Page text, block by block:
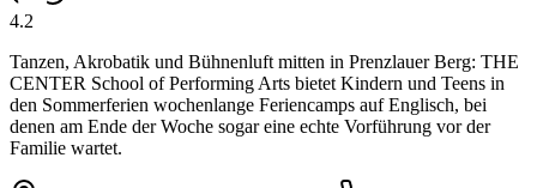
4.2
Tanzen, Akrobatik und Bühnenluft mitten in Prenzlauer Berg: THE
CENTER School of Performing Arts bietet Kindern und Teens in
den Sommerferien wochenlange Feriencamps auf Englisch, bei
denen am Ende der Woche sogar eine echte Vorführung vor der
Familie wartet.